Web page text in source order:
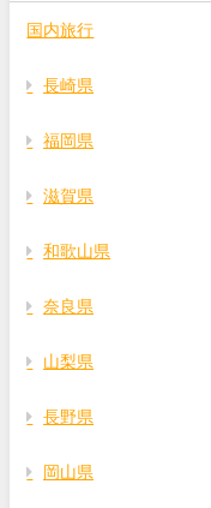
国内旅行
長崎県
福岡県
滋賀県
和歌山県
奈良県
山梨県
長野県
岡山県